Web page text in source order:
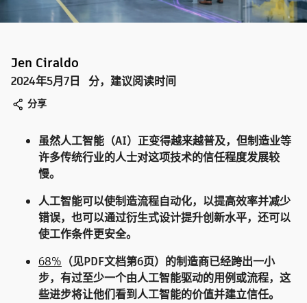
Jen Ciraldo
2024年5月7日 分，建议阅读时间
分享
虽然人工智能（AI）正变得越来越普及，但制造业等
许多传统行业的人士对这项技术的信任程度发展较
慢。
人工智能可以使制造流程自动化，以提高效率并减少
错误，也可以通过衍生式设计提升创新水平，还可以
使工作条件更安全。
68% （见PDF文档第6页）的制造商已经跨出一小
步，有过至少一个由人工智能驱动的用例或流程，这
些进步将让他们看到人工智能的价值并建立信任。